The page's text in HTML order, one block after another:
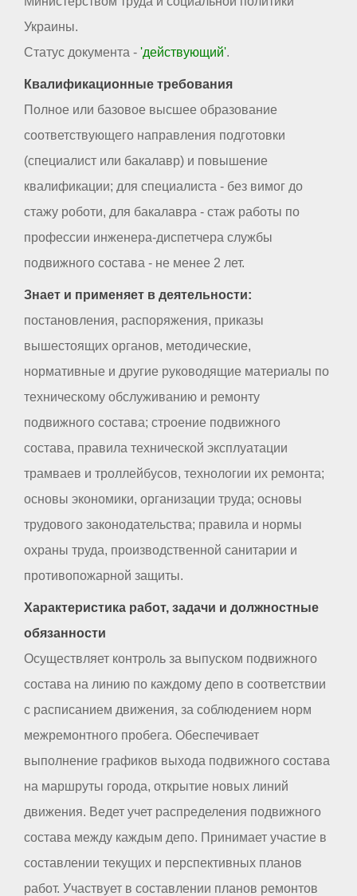
Украины.
Статус документа - 'действующий'.
Квалификационные требования
Полное или базовое высшее образование
соответствующего направления подготовки
(специалист или бакалавр) и повышение
квалификации; для специалиста - без вимог до
стажу роботи, для бакалавра - стаж работы по
профессии инженера-диспетчера службы
подвижного состава - не менее 2 лет.
Знает и применяет в деятельности:
постановления, распоряжения, приказы
вышестоящих органов, методические,
нормативные и другие руководящие материалы по
техническому обслуживанию и ремонту
подвижного состава; строение подвижного
состава, правила технической эксплуатации
трамваев и троллейбусов, технологии их ремонта;
основы экономики, организации труда; основы
трудового законодательства; правила и нормы
охраны труда, производственной санитарии и
противопожарной защиты.
Характеристика работ, задачи и должностные
обязанности
Осуществляет контроль за выпуском подвижного
состава на линию по каждому депо в соответствии
с расписанием движения, за соблюдением норм
межремонтного пробега. Обеспечивает
выполнение графиков выхода подвижного состава
на маршруты города, открытие новых линий
движения. Ведет учет распределения подвижного
состава между каждым депо. Принимает участие в
составлении текущих и перспективных планов
работ. Участвует в составлении планов ремонтов